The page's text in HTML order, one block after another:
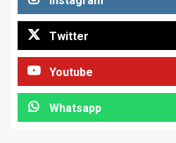
Twitter
Youtube
Whatsapp